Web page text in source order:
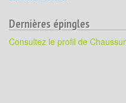
Dernières épingles
Consultez le profil de